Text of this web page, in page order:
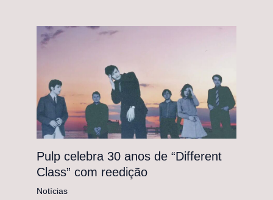
Pulp celebra 30 anos de “Different
Class” com reedição
Notícias